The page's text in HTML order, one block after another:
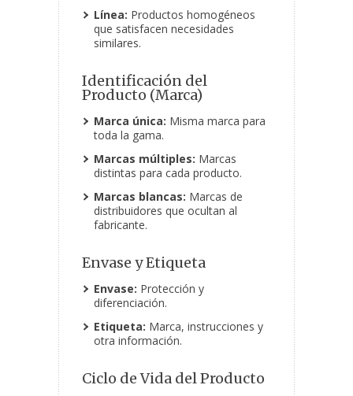
Línea: Productos homogéneos
que satisfacen necesidades
similares.
Identificación del
Producto (Marca)
Marca única: Misma marca para
toda la gama.
Marcas múltiples: Marcas
distintas para cada producto.
Marcas blancas: Marcas de
distribuidores que ocultan al
fabricante.
Envase y Etiqueta
Envase: Protección y
diferenciación.
Etiqueta: Marca, instrucciones y
otra información.
Ciclo de Vida del Producto